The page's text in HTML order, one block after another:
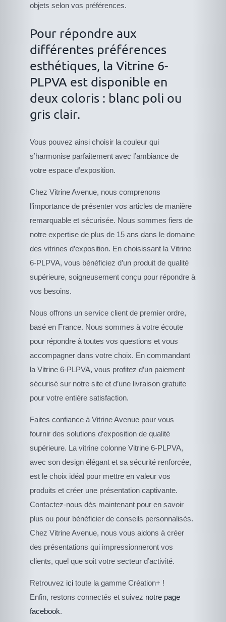
objets selon vos préférences.
Pour répondre aux
différentes préférences
esthétiques, la Vitrine 6-
PLPVA est disponible en
deux coloris : blanc poli ou
gris clair.
Vous pouvez ainsi choisir la couleur qui
s’harmonise parfaitement avec l’ambiance de
votre espace d’exposition.
Chez Vitrine Avenue, nous comprenons
l’importance de présenter vos articles de manière
remarquable et sécurisée. Nous sommes fiers de
notre expertise de plus de 15 ans dans le domaine
des vitrines d’exposition. En choisissant la Vitrine
6-PLPVA, vous bénéficiez d’un produit de qualité
supérieure, soigneusement conçu pour répondre à
vos besoins.
Nous offrons un service client de premier ordre,
basé en France. Nous sommes à votre écoute
pour répondre à toutes vos questions et vous
accompagner dans votre choix. En commandant
la Vitrine 6-PLPVA, vous profitez d’un paiement
sécurisé sur notre site et d’une livraison gratuite
pour votre entière satisfaction.
Faites confiance à Vitrine Avenue pour vous
fournir des solutions d’exposition de qualité
supérieure. La vitrine colonne Vitrine 6-PLPVA,
avec son design élégant et sa sécurité renforcée,
est le choix idéal pour mettre en valeur vos
produits et créer une présentation captivante.
Contactez-nous dès maintenant pour en savoir
plus ou pour bénéficier de conseils personnalisés.
Chez Vitrine Avenue, nous vous aidons à créer
des présentations qui impressionneront vos
clients, quel que soit votre secteur d’activité.
Retrouvez ici toute la gamme Création+ !
Enfin, restons connectés et suivez notre page
facebook.
DESCRIPTIF DU
CE
A